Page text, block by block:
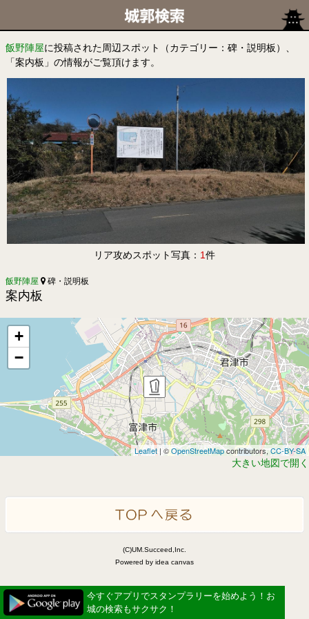
飯野陣屋に投稿された周辺スポット（カテゴリー：碑・説明板）、
「案内板」の情報がご覧頂けます。
リア攻めスポット写真： 1件
飯野陣屋 碑・説明板
案内板
+
−
Leaflet | ©OpenStreetMapcontributors,CC-BY-SA
大きい地図で開く
(C)UM.Succeed,Inc.
Powered by idea canvas
今すぐアプリでスタンプラリーを始めよう！お
城の検索もサクサク！